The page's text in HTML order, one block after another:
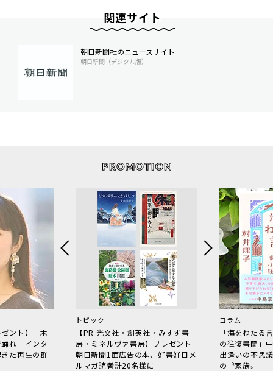
関連サイト
朝日新聞社のニュースサイト
朝日新聞（デジタル版）
ント】一木
れ」インタ
た再生の群
トピック
【PR 光文社・創英社・みすず書
房・ミネルヴァ書房】プレゼント
朝日新聞1面広告の本、好書好日メ
ルマガ読者計20名様に
コラム
「海をわた
の往復書簡」
出逢いの不思
の〝家族〟